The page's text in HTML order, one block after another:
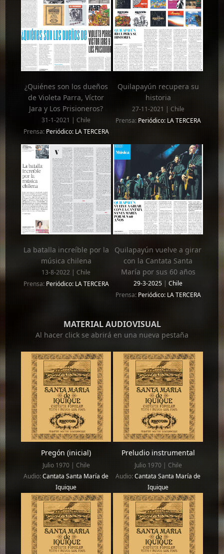
¿Quiénes son los dueños
de Violeta Parra, Víctor
Jara y Los Prisioneros?
31-1-2021 | Chile
Prensa: Periódico: LA TERCERA
Quilapayún recupera su
historia
27-11-2021 | Chile
Prensa:Periódico: LA TERCERA
La batalla increíble por la
música chilena
13-8-2022 | Chile
Prensa:Periódico: LA TERCERA
Quilapayún vuelve a girar
con la Cantata Santa
María por sus 60 años
29-3-2025|Chile
Prensa: Periódico: LA TERCERA
MATERIAL AUDIOVISUAL
Al hacer click se abrirá en una nueva pestaña
Pregón (inicial)
Julio 1970 | Chile
Audio:Cantata Santa María de
Iquique
Preludio instrumental
Julio 1970 | Chile
Audio:Cantata Santa María de
Iquique